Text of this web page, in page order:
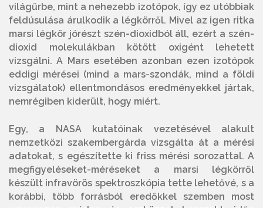
világűrbe, mint a nehezebb izotópok, így ez utóbbiak
feldúsulása árulkodik a légkörről. Mivel az igen ritka
marsi légkör jórészt szén-dioxidból áll, ezért a szén-
dioxid molekulákban kötött oxigént lehetett
vizsgálni. A Mars esetében azonban ezen izotópok
eddigi mérései (mind a mars-szondák, mind a földi
vizsgálatok) ellentmondásos eredményekkel jártak,
nemrégiben kiderült, hogy miért.
Egy, a NASA kutatóinak vezetésével alakult
nemzetközi szakembergárda vizsgálta át a mérési
adatokat, s egészítette ki friss mérési sorozattal. A
megfigyeléseket-méréseket a marsi légkörről
készült infravörös spektroszkópia tette lehetővé, s a
korábbi, több forrásból eredőkkel szemben most